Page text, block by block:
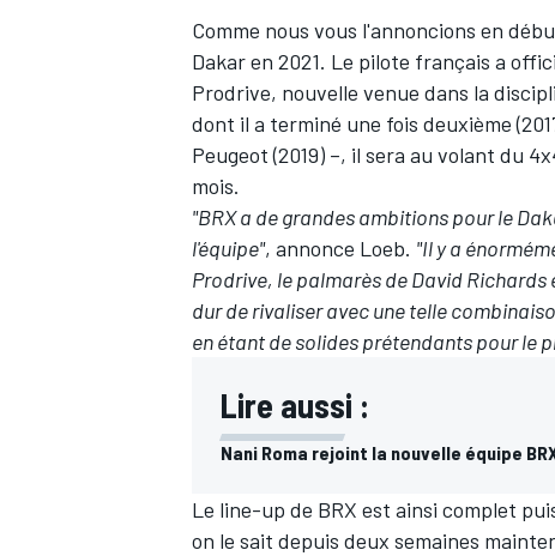
WEC
Comme nous vous l'annoncions en
Dakar en 2021. Le pilote français a
Prodrive, nouvelle venue dans la
dont il a terminé une fois deuxième
Peugeot (2019) –, il sera au volant du
mois.
"BRX a de grandes ambitions pour le
l'équipe", annonce Loeb. "Il y a
Prodrive, le palmarès de David
dur de rivaliser avec une telle
en étant de solides prétendants pour le
Lire aussi :
Nani Roma rejoint la nouvelle équipe
Le line-up de BRX est ainsi complet
on le sait depuis deux semaines